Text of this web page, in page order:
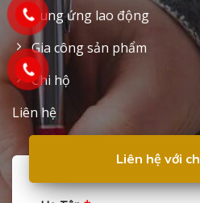
Cung ứng lao động
Gia công sản phẩm
Chi hộ
Liên hệ
Liên hệ với